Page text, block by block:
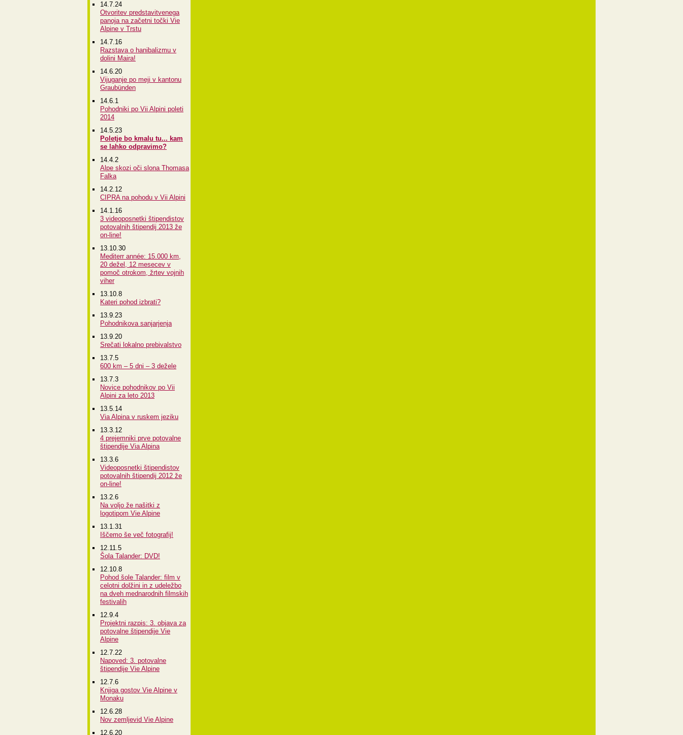
14.7.24
Otvoritev predstavitvenega
panoja na začetni točki Vie
Alpine v Trstu
14.7.16
Razstava o hanibalizmu v
dolini Maira!
14.6.20
Vijuganje po meji v kantonu
Graubünden
14.6.1
Pohodniki po Vii Alpini poleti
2014
14.5.23
Poletje bo kmalu tu... kam
se lahko odpravimo?
14.4.2
Alpe skozi oči slona Thomasa
Falka
14.2.12
CIPRA na pohodu v Vii Alpini
14.1.16
3 videoposnetki štipendistov
potovalnih štipendij 2013 že
on-line!
13.10.30
Mediterr année: 15.000 km,
20 dežel, 12 mesecev v
pomoč otrokom, žrtev vojnih
viher
13.10.8
Kateri pohod izbrati?
13.9.23
Pohodnikova sanjarjenja
13.9.20
Srečati lokalno prebivalstvo
13.7.5
600 km – 5 dni – 3 dežele
13.7.3
Novice pohodnikov po Vii
Alpini za leto 2013
13.5.14
Via Alpina v ruskem jeziku
13.3.12
4 prejemniki prve potovalne
štipendije Via Alpina
13.3.6
Videoposnetki štipendistov
potovalnih štipendij 2012 že
on-line!
13.2.6
Na voljo že našitki z
logotipom Vie Alpine
13.1.31
Iščemo še več fotografij!
12.11.5
Šola Talander: DVD!
12.10.8
Pohod šole Talander: film v
celotni dolžini in z udeležbo
na dveh mednarodnih filmskih
festivalih
12.9.4
Projektni razpis: 3. objava za
potovalne štipendije Vie
Alpine
12.7.22
Napoved: 3. potovalne
štipendije Vie Alpine
12.7.6
Knjiga gostov Vie Alpine v
Monaku
12.6.28
Nov zemljevid Vie Alpine
12.6.20